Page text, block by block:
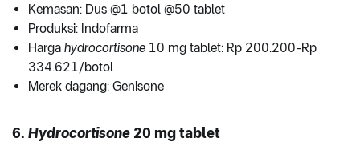
Kemasan: Dus @1 botol @50 tablet
Produksi: Indofarma
Harga hydrocortisone 10 mg tablet: Rp 200.200-Rp
334.621/botol
Merek dagang: Genisone
6. Hydrocortisone 20 mg tablet